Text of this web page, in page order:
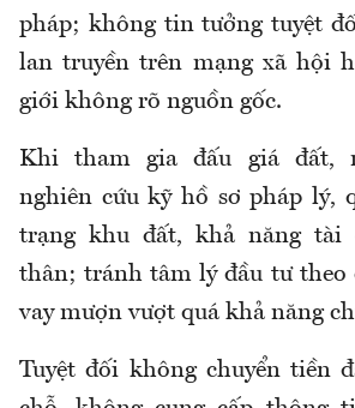
pháp; không tin tưởng tuyệt
lan truyền trên mạng xã hội
giới không rõ nguồn gốc.
Khi tham gia đấu giá đất,
nghiên cứu kỹ hồ sơ pháp lý,
trạng khu đất, khả năng tài
thân; tránh tâm lý đầu tư theo
vay mượn vượt quá khả năng
Tuyệt đối không chuyển tiền